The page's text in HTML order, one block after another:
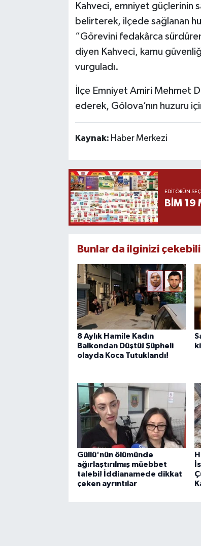
Kahveci, emniyet güçlerinin
belirterek, ilçede sağlanan
“Görevini fedakârca
diyen Kahveci, kamu
vurguladı.
İlçe Emniyet Amiri Mehmet
ederek, Gölova’nın huzuru
Kaynak: Haber Merkezi
EDITÖRÜN
BİM
Bunlar da ilginizi
8 Aylık Hamile Kadın
Balkondan Düştü! Şüpheli
olayda Koca Tutuklandı!
Güllü'nün ölümünde
ağırlaştırılmış müebbet
talebi! İddianamede dikkat
çeken ayrıntılar